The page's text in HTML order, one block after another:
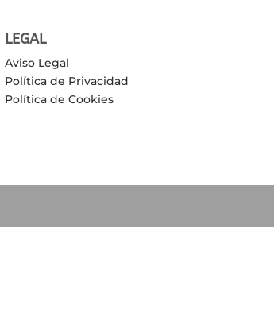
LEGAL
Aviso Legal
Política de Privacidad
Política de Cookies